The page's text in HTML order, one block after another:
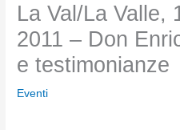
La Val/La Valle,
2011 – Don
e testimonianze
Eventi